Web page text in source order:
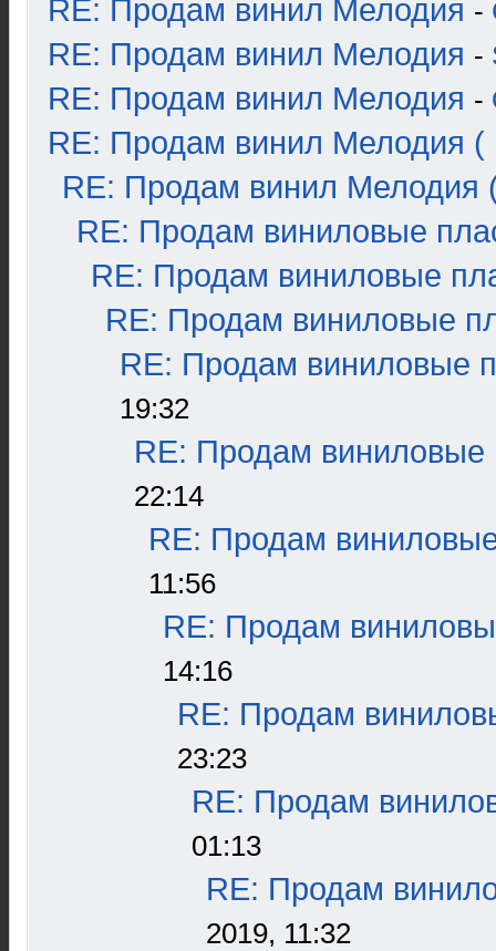
RE: Продам винил Мелодия -
RE: Продам винил Мелодия -
RE: Продам винил Мелодия -
RE: Продам винил Мелодия (
RE: Продам винил Мелодия
RE: Продам виниловые
RE: Продам виниловые
RE: Продам виниловые
RE: Продам виниловые
19:32
RE: Продам виниловые
22:14
RE: Продам
11:56
RE: Продам
14:16
RE: Продам
23:23
RE: Продам
01:13
RE: Продам
2019, 11:32